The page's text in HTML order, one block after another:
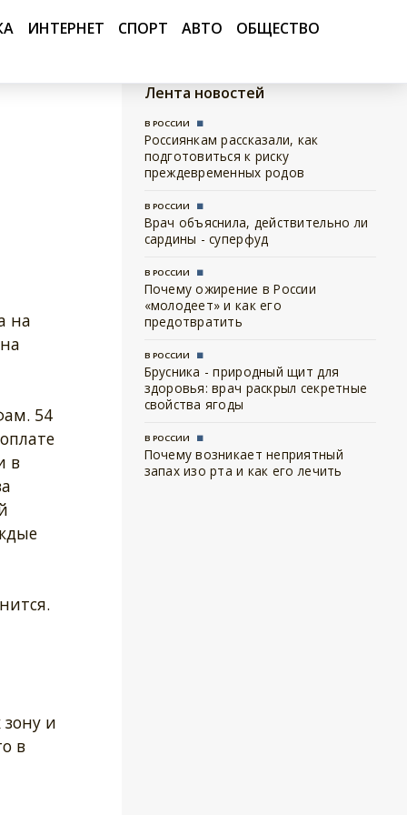
ИНТЕРНЕТ СПОРТ АВТО ОБЩЕСТВО
на
54
в
и
в
Лента новостей
В РОССИИ
Россиянкам рассказали, как
подготовиться к риску
преждевременных родов
В РОССИИ
Врач объяснила, действительно ли
сардины - суперфуд
В РОССИИ
Почему ожирение в России
«молодеет» и как его
предотвратить
В РОССИИ
Брусника - природный щит для
здоровья: врач раскрыл секретные
свойства ягоды
В РОССИИ
Почему возникает неприятный
запах изо рта и как его лечить